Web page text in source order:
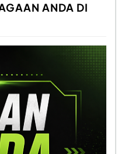
ANDA DI